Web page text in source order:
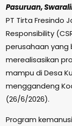
Pasuruan,
PT Tirta Fresindo
Responsibility
perusahaan yang
merealisasikan
mampu di Desa
menggandeng
(26/6/2026).
Program